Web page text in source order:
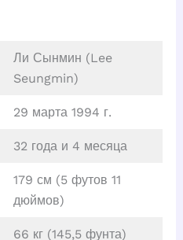
Ли Сынмин (Lee
Seungmin)
29 марта 1994 г.
32 года и 4 месяца
179 см (5 футов 11
дюймов)
66 кг (145,5 фунта)